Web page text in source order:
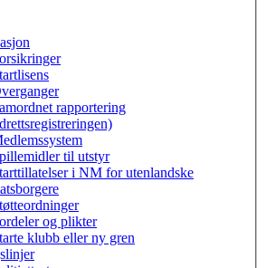
rapportering
til utstyr
i NM for utenlandske
og plikter
klubb eller ny gren